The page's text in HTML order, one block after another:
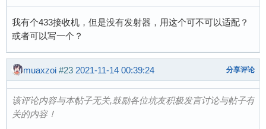
我有个433接收机，但是没有发射器，用这个可不可以适配？
或者可以写一个？
muaxzoi #23 2021-11-14 00:39:24 分享评论
该评论内容与本帖子无关,鼓励各位坑友积极发言讨论与帖子有
关的内容！